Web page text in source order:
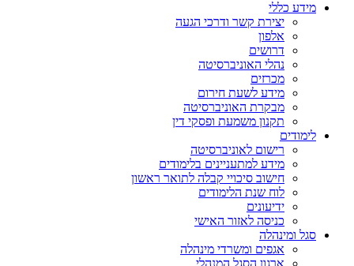
מידע כללי
יצירת קשר ודרכי הגעה
אלפון
דרושים
נהלי האוניברסיטה
מכרזים
מידע לשעת חירום
מבקרת האוניברסיטה
תקנון משמעת ופסקי דין
לימודים
רישום לאוניברסיטה
מידע למתעניינים בלימודים
חישוב סיכויי קבלה לתואר ראשון
לוח שנת הלימודים
ידיעונים
כניסה לאזור האישי
סגל ומינהלה
אגפים ומשרדי מינהלה